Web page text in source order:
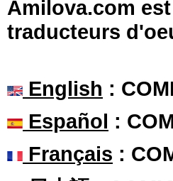
Amilova.com
traducteurs
English :
Español :
Français :